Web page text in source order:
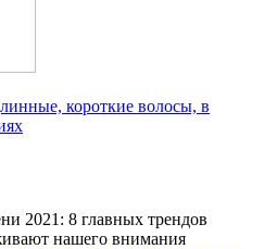
короткие волосы, в